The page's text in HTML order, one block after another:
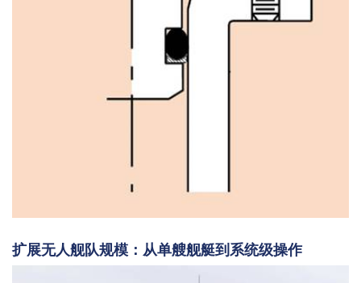
扩展无人舰队规模：从单艘舰艇到系统级操作